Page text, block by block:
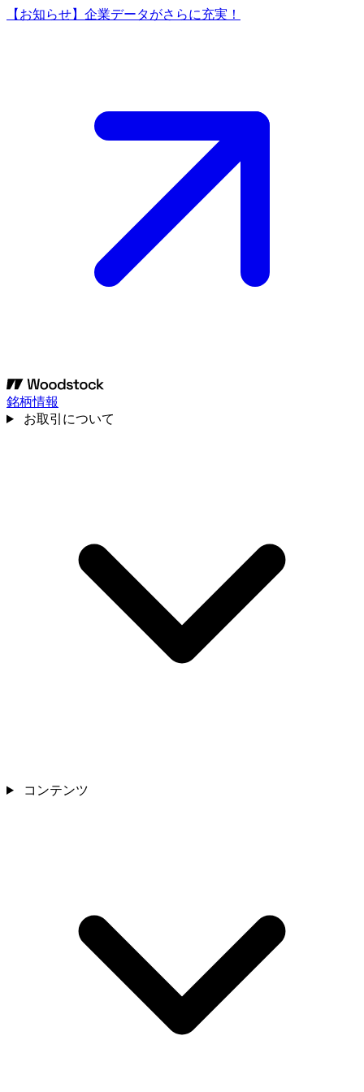
【お知らせ】企業データがさらに充実！
銘柄情報
お取引について
コンテンツ